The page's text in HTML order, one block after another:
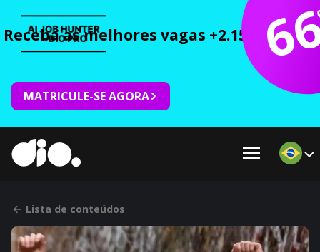
Receba as melhores vagas +2.150 cursos
MATRICULE-SE AGORA
Lista de conteúdos